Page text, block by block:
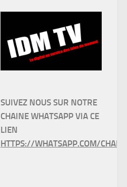
SUIVEZ NOUS SUR NOTRE
CHAINE WHATSAPP VIA CE
LIEN
HTTPS://WHATSAPP.COM/